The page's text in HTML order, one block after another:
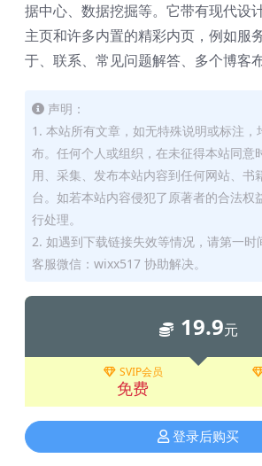
据中心、数据挖掘等。它带有现代设
主页和许多内置的精彩内页，例如服
于、联系、常见问题解答、多个博客布
声明：
1. 本站所有文章，如无特殊说明或标注，
布。任何个人或组织，在未征得本站同意
用、采集、发布本站内容到任何网站、书
台。如若本站内容侵犯了原著者的合法权
行处理。
2. 如遇到下载链接失效等情况，请第一时
客服微信：wixx517 协助解决。
19.9元
SVIP会员
免费
登录后购买